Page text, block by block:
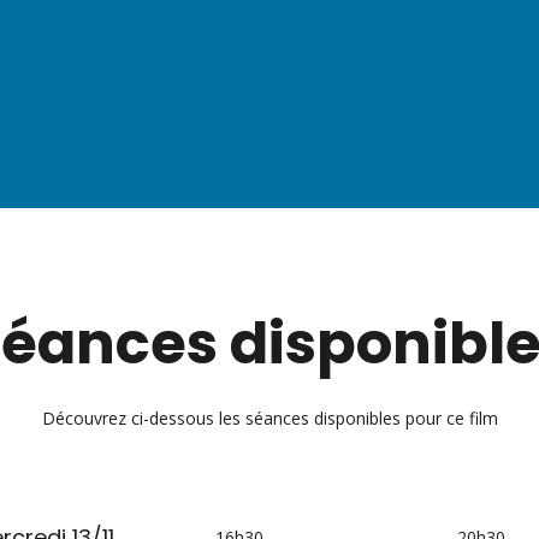
Découvrez ci-dessous les séances disponibles pour ce film